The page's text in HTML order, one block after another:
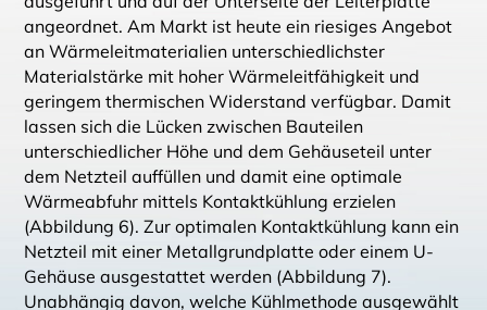
angeordnet. Am Markt ist heute ein riesiges Angebot
an Wärmeleitmaterialien unterschiedlichster
Materialstärke mit hoher Wärmeleitfähigkeit und
geringem thermischen Widerstand verfügbar. Damit
lassen sich die Lücken zwischen Bauteilen
unterschiedlicher Höhe und dem Gehäuseteil unter
dem Netzteil auffüllen und damit eine optimale
Wärmeabfuhr mittels Kontaktkühlung erzielen
(Abbildung 6). Zur optimalen Kontaktkühlung kann ein
Netzteil mit einer Metallgrundplatte oder einem U-
Gehäuse ausgestattet werden (Abbildung 7).
Unabhängig davon, welche Kühlmethode ausgewählt